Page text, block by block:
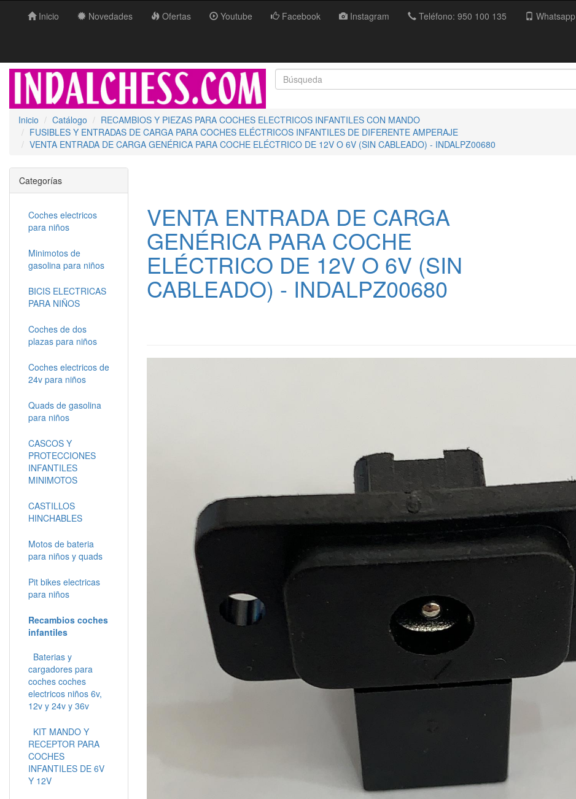
Inicio Novedades Ofertas Youtube Facebook Instagram Teléfono: 950 100 135 Whatsapp
Inicio Catálogo
RECAMBIOS Y PIEZAS PARA COCHES ELECTRICOS INFANTILES CON MANDO
FUSIBLES Y ENTRADAS DE CARGA PARA COCHES ELÉCTRICOS INFANTILES DE DIFERENTE AMPERAJE
VENTA ENTRADA DE CARGA GENÉRICA PARA COCHE ELÉCTRICO DE 12V O 6V (SIN CABLEADO) - INDALPZ00680
VENTA ENTRADA DE CARGA
GENÉRICA PARA COCHE
ELÉCTRICO DE 12V O 6V (SIN
CABLEADO) - INDALPZ00680
Categorías
Coches electricos
para niños
Minimotos de
gasolina para niños
BICIS ELECTRICAS
PARA NIÑOS
Coches de dos
plazas para niños
Coches electricos de
24v para niños
Quads de gasolina
para niños
CASCOS Y
PROTECCIONES
INFANTILES
MINIMOTOS
CASTILLOS
HINCHABLES
Motos de bateria
para niños y quads
Pit bikes electricas
para niños
Recambios coches
infantiles
Baterias y
cargadores para
coches coches
electricos niños 6v,
12v y 24v y 36v
KIT MANDO Y
RECEPTOR PARA
COCHES
INFANTILES DE 6V
Y 12V